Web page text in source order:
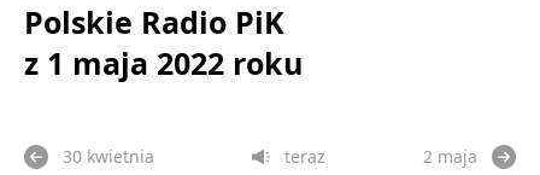
Polskie Radio PiK
z 1 maja 2022 roku
30 kwietnia teraz 2 maja